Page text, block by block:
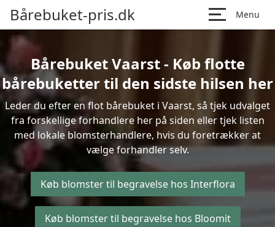
Bårebuket-pris.dk Menu
Bårebuket Vaarst - Køb flotte
bårebuketter til den sidste hilsen her
Leder du efter en flot bårebuket i Vaarst, så tjek udvalget
fra forskellige forhandlere her på siden eller tjek listen
med lokale blomsterhandlere, hvis du foretrækker at
vælge forhandler selv.
Køb blomster til begravelse hos Interflora
Køb blomster til begravelse hos Bloomit